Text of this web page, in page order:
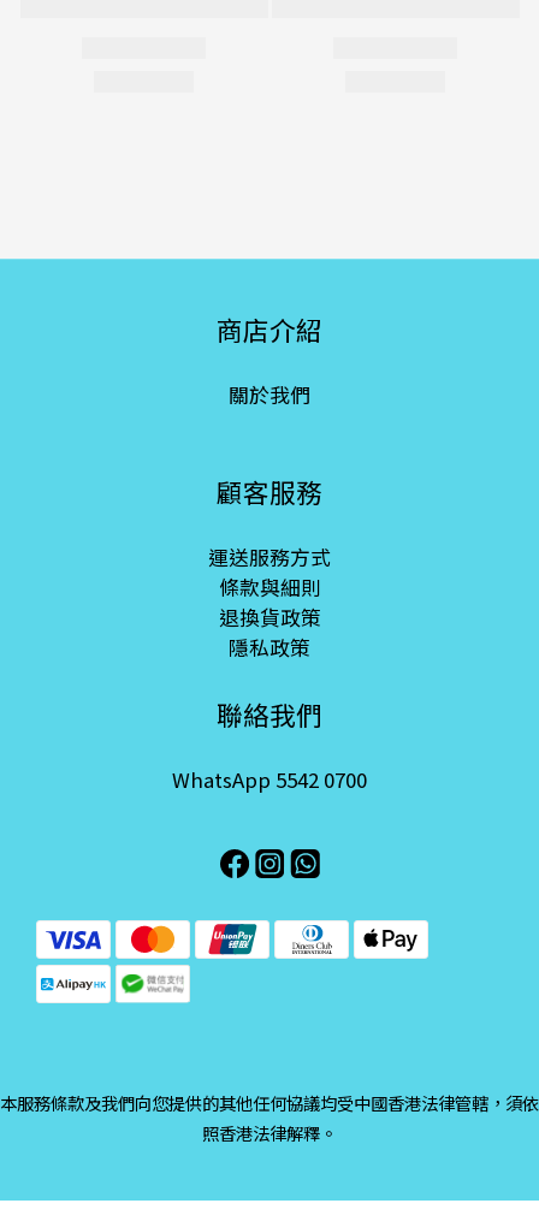
商店介紹
關於我們
顧客服務
運送服務方式
條款與細則
退換貨政策
隱私政策
聯絡我們
WhatsApp 5542 0700
本服務條款及我們向您提供的其他任何協議均受中國香港法律管轄，須依
照香港法律解釋。